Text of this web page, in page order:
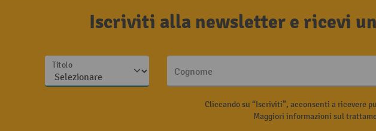
Iscriviti alla newsletter e ricevi
Titolo
Cognome
Cliccando su “Iscriviti”, acconsenti a ricevere
Maggiori informazioni sul